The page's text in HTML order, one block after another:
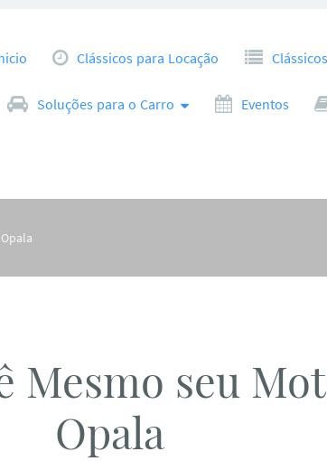
conteúdo
Clássicos para Locação
Soluções para o Carro Eventos
Mesmo seu
Opala